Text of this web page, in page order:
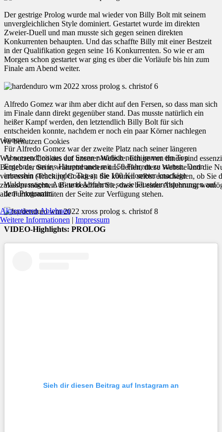
Der gestrige Prolog wurde mal wieder von Billy Bolt mit seinem
unvergleichlichen Style dominiert. Gestartet wurde im direkten
Zweier-Duell und man musste sich gegen seinen direkten
Konkurrenten behaupten. Und das schaffte Billy mit einer Bestzeit
in der Qualifikation gegen seine 16 Konkurrenten. So wie er am
Morgen schon gestartet war ging es über die Vorläufe bis hin zum
Finale am Abend weiter.
Alfredo Gomez war ihm aber dicht auf den Fersen, so dass man sich
im Finale dann direkt gegenüber stand. Das musste natürlich ein
heißer Kampf werden, den letztendlich Billy Bolt für sich
entscheiden konnte, nachdem er noch ein paar Körner nachlegen
konnte.
Für Alfredo Gomez war der zweite Platz nach seiner längeren
Abwesendheit aus der Szene natürlich noch immer ein Top
Ergebnis, um ins Hauptrennen mit 150 Fahrern zu starten. Denn
immerhin stehen jeden Tag an die 100 Kilometer knackige
Waldpassagen, Auf- und Abfahrten sowie Flussdurchquerungen auf
dem Programm.
VIDEO-Highlights: PROLOG
Sieh dir diesen Beitrag auf Instagram an
Wir benutzen Cookies
Wir nutzen Cookies auf unserer Website. Einige von ihnen sind
Betrieb der Seite, während andere uns helfen, diese Website und die
verbessern (Tracking Cookies). Sie können selbst entscheiden, ob Sie
zulassen möchten. Bitte beachten Sie, dass bei einer Ablehnung
alle Funktionalitäten der Seite zur Verfügung stehen.
AkzeptierenAblehnen
Weitere Informationen | Impressum